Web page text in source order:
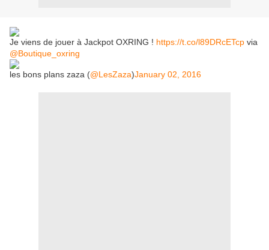
Je viens de jouer à Jackpot OXRING ! https://t.co/l89DRcETcp via
@Boutique_oxring
les bons plans zaza (@LesZaza)January 02, 2016